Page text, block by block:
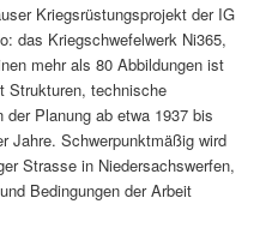
Kriegsrüstungsprojekt der IG
das Kriegschwefelwerk Ni365,
mehr als 80 Abbildungen ist
Strukturen, technische
Planung ab etwa 1937 bis
Jahre. Schwerpunktmäßig wird
Strasse in Niedersachswerfen,
Bedingungen der Arbeit